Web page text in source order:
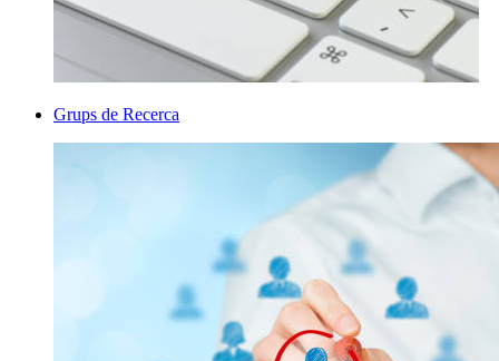
Grups de Recerca